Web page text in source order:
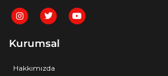
I
n
a
a
T
w
t
Y
o
Kurumsal
Hakkımızda